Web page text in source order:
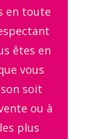
en toute
êtes en
vous
soit
ou à
plus